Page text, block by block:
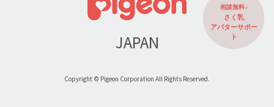
JAPAN
Copyright © Pigeon Corporation All Rights Reserved.
相談無料♪
さく乳
アバターサポー
ト